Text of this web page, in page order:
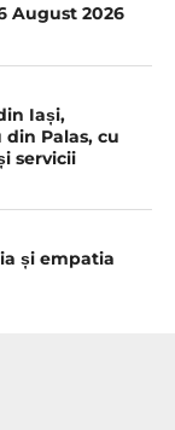
August 2026
Iași,
Palas, cu
servicii
și empatia